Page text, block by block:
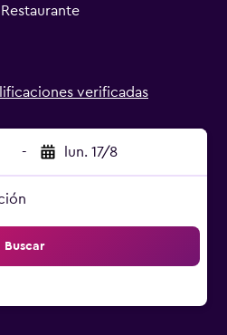
verificadas
- lun. 17/8
Buscar